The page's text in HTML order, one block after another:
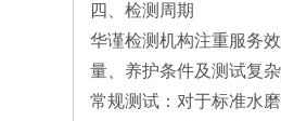
四、检测周期
华谨检测机构注重服务
量、养护条件及测试复
常规测试：对于标准水